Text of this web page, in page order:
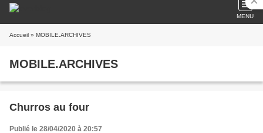
MENU
Accueil » MOBILE.ARCHIVES
MOBILE.ARCHIVES
Churros au four
Publié le 28/04/2020 à 20:57